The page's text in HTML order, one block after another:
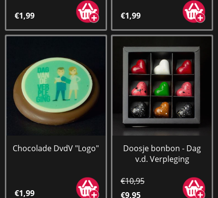
€1,99 €1,99
Chocolade DvdV "Logo"
€1,99
Doosje bonbon - Dag
v.d. Verpleging
€10,95
€9,95